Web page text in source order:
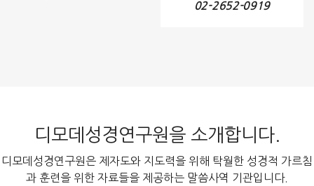
02-2652-0919
디모데성경연구원을 소개합니다.
디모데성경연구원은 제자도와 지도력을 위해 탁월한 성경적 가르침
과 훈련을 위한 자료들을 제공하는 말씀사역 기관입니다.